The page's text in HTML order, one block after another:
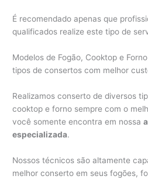
É recomendado apenas que
qualificados realize este tipo de
Modelos de Fogão, Cooktop e
tipos de consertos com melhor
Realizamos conserto de diversos
cooktop e forno sempre com o
você somente encontra em nossa
especializada.
Nossos técnicos são altamente
melhor conserto em seus fogões,